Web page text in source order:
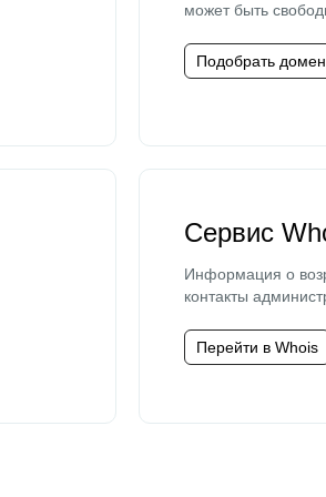
может быть
Подобрать домен
Сервис
Информация о
контакты
Перейти в Whois